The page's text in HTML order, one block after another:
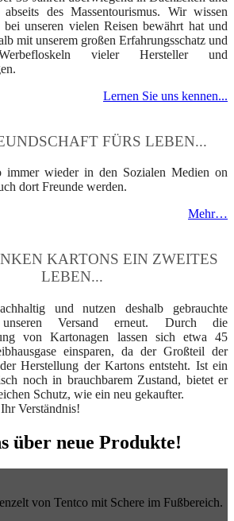
abseits des Massentourismus. Wir wissen
bei unseren vielen Reisen bewährt hat und
mit unserem großen Erfahrungsschatz und
vieler Hersteller und
Lernen Sie uns kennen...
FÜRS LEBEN...
immer wieder in den Sozialen Medien on
dort Freunde werden.
Mehr…
KARTONS EIN ZWEITES
LEBEN...
und nutzen deshalb gebrauchte
Versand erneut. Durch die
von Kartonagen lassen sich etwa 45
einsparen, da der Großteil der
Herstellung der Kartons entsteht. Ist ein
noch in brauchbarem Zustand, bietet er
Schutz, wie ein neu gekaufter.
Verständnis!
über neue Produkte!
von Tentco mit Schere im Fußbereich.